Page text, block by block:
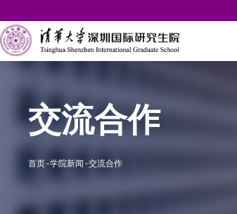
交流合作
首页 学院新闻 交流合作